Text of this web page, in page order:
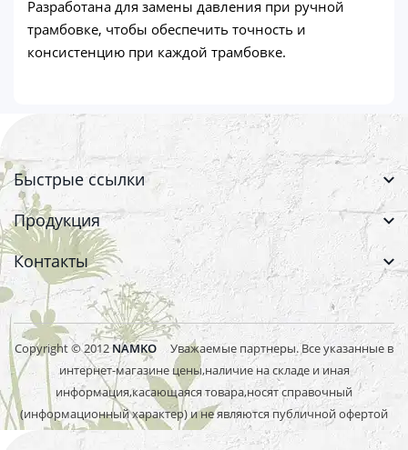
Разработана для замены давления при ручной
трамбовке, чтобы обеспечить точность и
консистенцию при каждой трамбовке.
Быстрые ссылки
Продукция
Контакты
Copyright © 2012 NAMKO Уважаемые партнеры. Все указанные в
интернет-магазине цены,наличие на складе и иная
информация,касающаяся товара,носят справочный
(информационный характер) и не являются публичной офертой